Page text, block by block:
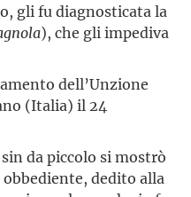
gli fu diagnosticata la
), che gli impediva
dell’Unzione
(Italia) il 24
da piccolo si mostrò
dedito alla